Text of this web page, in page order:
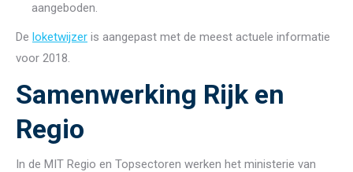
aangeboden.
De loketwijzer is aangepast met de meest actuele informatie
voor 2018.
Samenwerking Rijk en
Regio
In de MIT Regio en Topsectoren werken het ministerie van